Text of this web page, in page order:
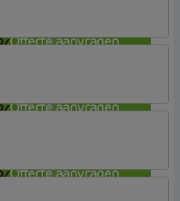
Offerte aanvragen
Offerte aanvragen
Offerte aanvragen